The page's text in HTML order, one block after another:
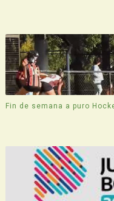
Fin de semana a puro